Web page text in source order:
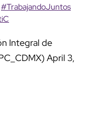
#TrabajandoJuntos
Integral de
April 3,